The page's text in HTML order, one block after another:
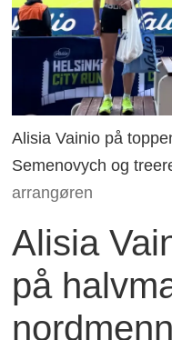
Alisia Vainio på
Semenovych og
arrangøren
Alisia
på